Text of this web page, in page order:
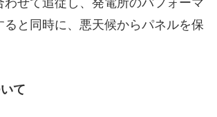
わせて追従し、発電所のパフォーマ
ると同時に、悪天候からパネルを保
て